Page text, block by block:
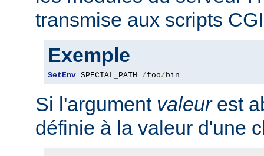
transmise aux scripts
Exemple
SetEnv SPECIAL_PATH /foo/bin
Si l'argument valeurest
définie à la valeur d'une